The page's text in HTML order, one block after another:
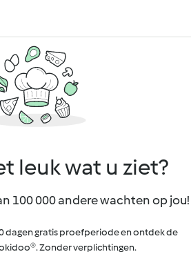
leuk wat u ziet?
100 000 andere wachten op jou!
dagen gratis proefperiode en ontdek de
Zonder verplichtingen.